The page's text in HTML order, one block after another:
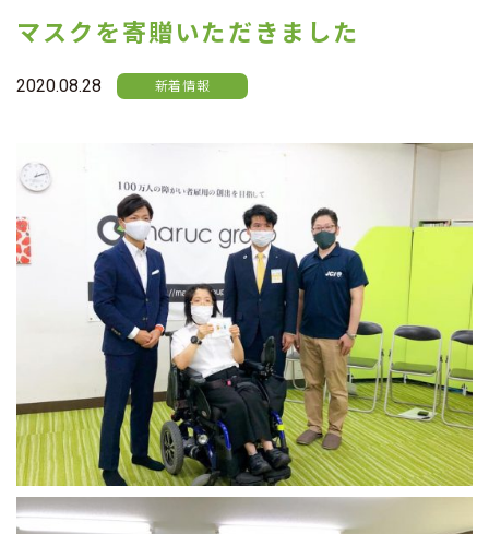
マスクを寄贈いただきました
2020.08.28 新着情報